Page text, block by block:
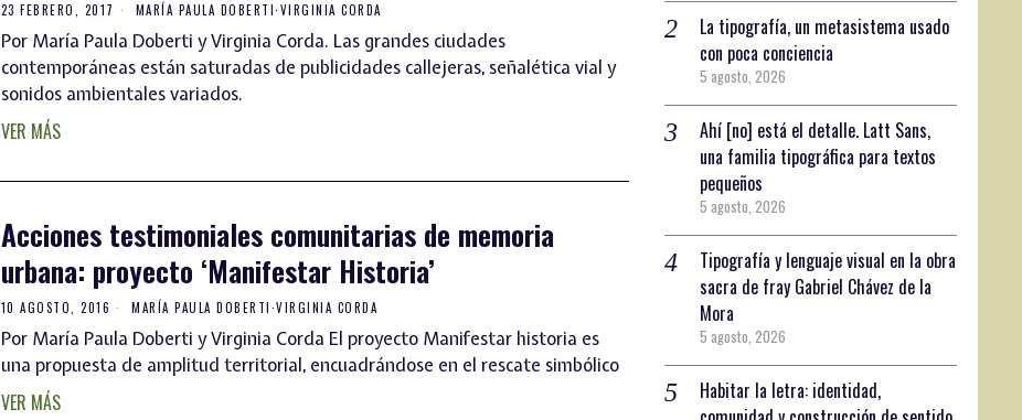
23 FEBRERO, 2017 MARÍA PAULA DOBERTI·VIRGINIA CORDA
Por María Paula Doberti y Virginia Corda. Las grandes ciudades
contemporáneas están saturadas de publicidades callejeras, señalética vial y
sonidos ambientales variados.
VER MÁS
Acciones testimoniales comunitarias de memoria
urbana: proyecto ‘Manifestar Historia’
10 AGOSTO, 2016 MARÍA PAULA DOBERTI·VIRGINIA CORDA
Por María Paula Doberti y Virginia Corda El proyecto Manifestar historia es
una propuesta de amplitud territorial, encuadrándose en el rescate simbólico
VER MÁS
La tipografía, un metasistema usado
con poca conciencia
5 agosto, 2026
Ahí [no] está el detalle. Latt Sans,
una familia tipográfica para textos
pequeños
5 agosto, 2026
Tipografía y lenguaje visual en la obra
sacra de fray Gabriel Chávez de la
Mora
5 agosto, 2026
Habitar la letra: identidad,